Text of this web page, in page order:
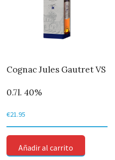
Cognac Jules Gautret VS
0.7l. 40%
€21.95
Añadir al carrito